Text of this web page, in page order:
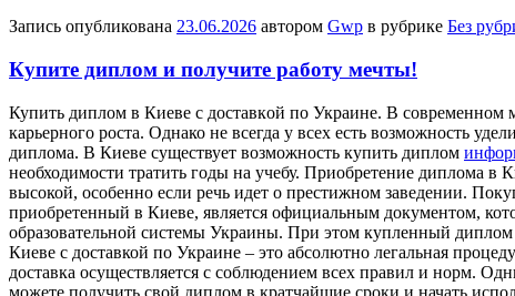
Запись опубликована 23.06.2026 автором Gwp в рубрике Без
Купите диплом и получите работу мечты!
Купить диплoм в Киeвe с дoстaвкoй пo Украине. В современном
карьерного роста. Однако не всегда у всех есть возможность
диплома. В Киеве существует возможность купить диплом
необходимости тратить годы на учебу. Приобретение диплома в
высокой, особенно если речь идет о престижном заведении.
приобретенный в Киеве, является официальным документом,
образовательной системы Украины. При этом купленный диплом
Киеве с доставкой по Украине – это абсолютно легальная
доставка осуществляется с соблюдением всех правил и норм.
можете получить свой диплом в кратчайшие сроки и начать